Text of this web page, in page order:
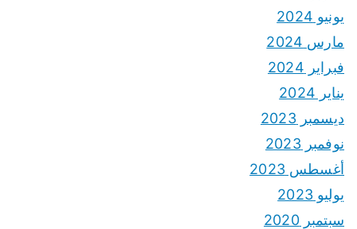
يونيو 2024
مارس 2024
فبراير 2024
يناير 2024
ديسمبر 2023
نوفمبر 2023
أغسطس 2023
يوليو 2023
سبتمبر 2020